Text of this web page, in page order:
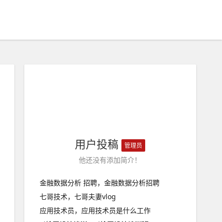
用户投稿 管理员
他还没有添加简介！
金融数据分析 招聘，金融数据分析招聘
七哥技术，七哥夫妻vlog
应用技术员，应用技术员是什么工作